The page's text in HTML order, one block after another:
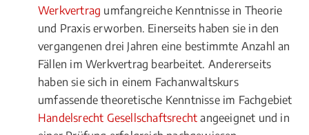
Werkvertrag umfangreiche Kenntnisse in Theorie
und Praxis erworben. Einerseits haben sie in den
vergangenen drei Jahren eine bestimmte Anzahl an
Fällen im Werkvertrag bearbeitet. Andererseits
haben sie sich in einem Fachanwaltskurs
umfassende theoretische Kenntnisse im Fachgebiet
Handelsrecht Gesellschaftsrecht angeeignet und in